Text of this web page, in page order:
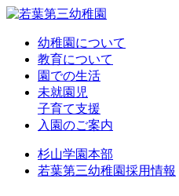
幼稚園について
教育について
園での生活
未就園児
子育て支援
入園のご案内
杉山学園本部
若葉第三幼稚園採用情報